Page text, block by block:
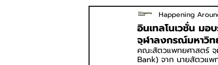
ENTERTAINMENT
SPOTLIGHT TRY
อินเทลโนเวชั่น ม
จุฬาลงกรณ์มหาวิท
Happening
คณะสัตวแพทยศาสตร์
Bank) จาก นายสัตวแพ